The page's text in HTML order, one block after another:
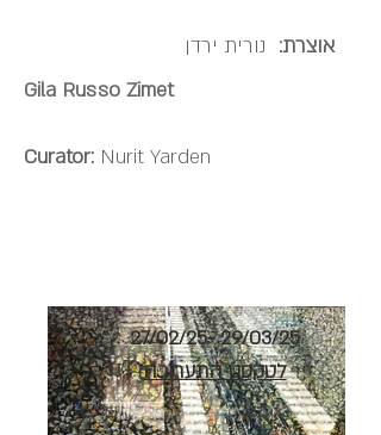
אוצרת: נורית ירדן
Gila Russo Zimet
Curator: Nurit Yarden
27/02/25- 29/03/25
לטקסט התערוכה